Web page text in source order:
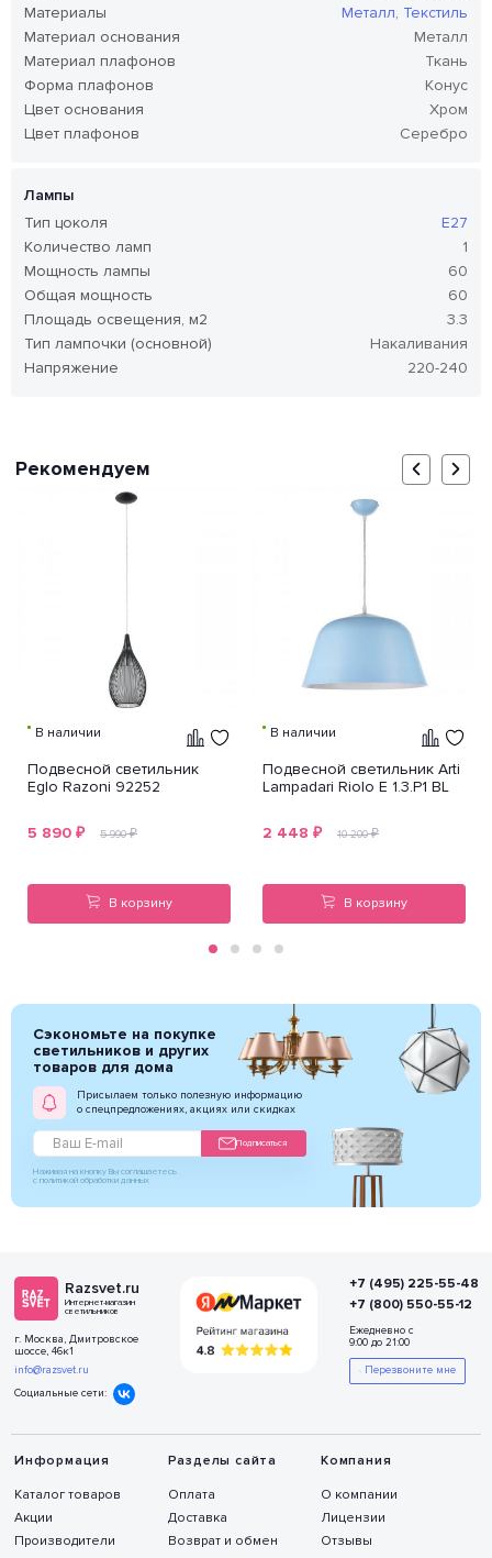
Материалы
Металл, Текстиль
Материал основания
Металл
Материал плафонов
Ткань
Форма плафонов
Конус
Цвет основания
Хром
Цвет плафонов
Серебро
Лампы
Тип цоколя
E27
Количество ламп
1
Мощность лампы
60
Общая мощность
60
Площадь освещения, м2
3.3
Тип лампочки (основной)
Накаливания
Напряжение
220-240
Рекомендуем
В наличии
Подвесной светильник
Eglo Razoni 92252
5 890 ₽ 5 990₽
В корзину
В наличии
Подвесной светильник Arti
Lampadari Riolo E 1.3.P1 BL
2 448 ₽ 10 200₽
В корзину
Сэкономьте на покупке
светильников и других
товаров для дома
Присылаем только полезную информацию
о спецпредложениях, акциях или скидках
Подписаться
Нажимая на кнопку Вы соглашаетесь
с политикой обработки данных
Razsvet.ru
Интернет-магазин
светильников
г. Москва, Дмитровское
шоссе, 46к1
info@razsvet.ru
Социальные сети:
Информация
Каталог товаров
Акции
Производители
Разделы сайта
Оплата
Доставка
Возврат и обмен
Компания
О компании
Лицензии
Отзывы
+7 (495) 225-55-48
+7 (800) 550-55-12
Ежедневно с
9:00 до 21:00
Перезвоните мне